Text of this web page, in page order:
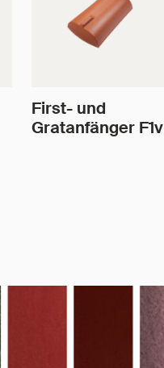
First- und
Gratanfänger F1v